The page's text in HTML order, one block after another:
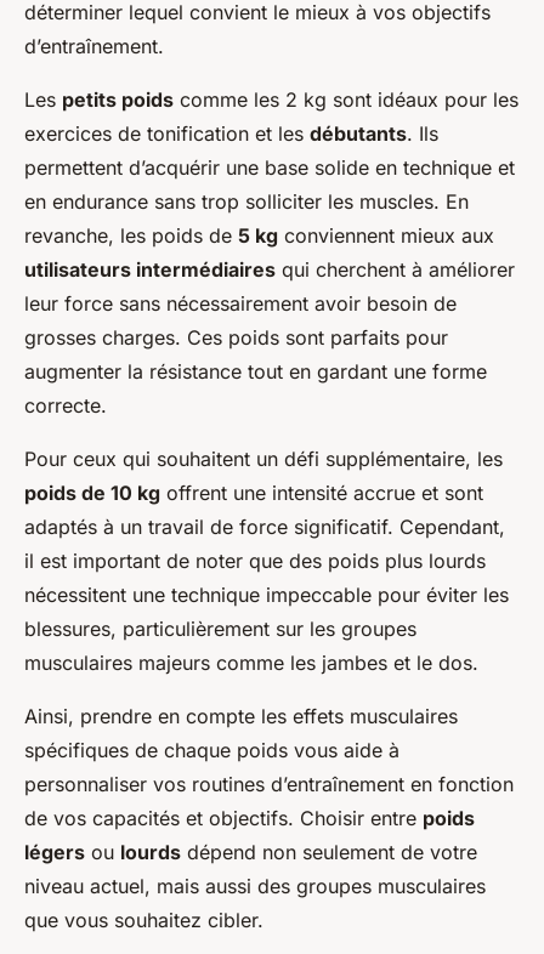
déterminer lequel convient le mieux à vos objectifs
d’entraînement.
Les petits poids comme les 2 kg sont idéaux pour les
exercices de tonification et les débutants. Ils
permettent d’acquérir une base solide en technique et
en endurance sans trop solliciter les muscles. En
revanche, les poids de 5 kg conviennent mieux aux
utilisateurs intermédiaires qui cherchent à améliorer
leur force sans nécessairement avoir besoin de
grosses charges. Ces poids sont parfaits pour
augmenter la résistance tout en gardant une forme
correcte.
Pour ceux qui souhaitent un défi supplémentaire, les
poids de 10 kg offrent une intensité accrue et sont
adaptés à un travail de force significatif. Cependant,
il est important de noter que des poids plus lourds
nécessitent une technique impeccable pour éviter les
blessures, particulièrement sur les groupes
musculaires majeurs comme les jambes et le dos.
Ainsi, prendre en compte les effets musculaires
spécifiques de chaque poids vous aide à
personnaliser vos routines d’entraînement en fonction
de vos capacités et objectifs. Choisir entre poids
légers ou lourds dépend non seulement de votre
niveau actuel, mais aussi des groupes musculaires
que vous souhaitez cibler.